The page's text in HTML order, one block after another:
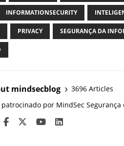
INFORMATIONSECURITY
PRIVACY SEGURANÇA DA
mindsecblog
3696 Articles
patrocinado por MindSec